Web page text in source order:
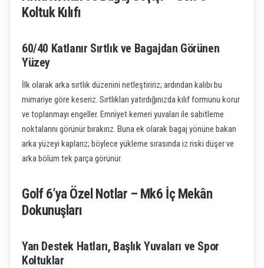
Koltuk Kılıfı
60/40 Katlanır Sırtlık ve Bagajdan Görünen
Yüzey
İlk olarak arka sırtlık düzenini netleştiririz; ardından kalıbı bu
mimariye göre keseriz. Sırtlıkları yatırdığınızda kılıf formunu korur
ve toplanmayı engeller. Emniyet kemeri yuvaları ile sabitleme
noktalarını görünür bırakırız. Buna ek olarak bagaj yönüne bakan
arka yüzeyi kaplarız; böylece yükleme sırasında iz riski düşer ve
arka bölüm tek parça görünür.
Golf 6’ya Özel Notlar – Mk6 İç Mekân
Dokunuşları
Yan Destek Hatları, Başlık Yuvaları ve Spor
Koltuklar